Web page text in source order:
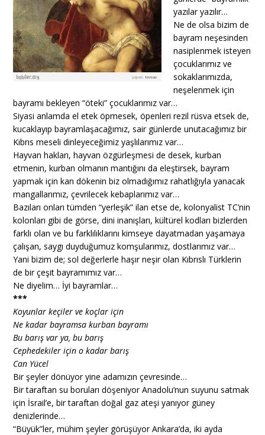
yazılar yazılır…
Ne de olsa bizim de
bayram neşesinden
nasiplenmek isteyen
çocuklarımız ve
sokaklarımızda,
neşelenmek için
bayramı bekleyen “öteki” çocuklarımız var…
Siyasi anlamda el etek öpmesek, öpenleri rezil rüsva etsek de,
kucaklayıp bayramlaşacağımız, sair günlerde unutacağımız bir
Kıbrıs meseli dinleyeceğimiz yaşlılarımız var…
Hayvan hakları, hayvan özgürleşmesi de desek, kurban
etmenin, kurban olmanın mantığını da eleştirsek, bayram
yapmak için kan dökenin biz olmadığımız rahatlığıyla yanacak
mangallarımız, çevrilecek kebaplarımız var…
Bazıları onları tümden “yerleşik” ilan etse de, kolonyalist TC’nin
kolonları gibi de görse, dini inanışları, kültürel kodları bizlerden
farklı olan ve bu farklılıklarını kimseye dayatmadan yaşamaya
çalışan, saygı duyduğumuz komşularımız, dostlarımız var…
Yani bizim de; sol değerlerle haşır neşir olan Kıbrıslı Türklerin
de bir çeşit bayramımız var…
Ne diyelim… İyi bayramlar…
***
Koyunlar keçiler ve koçlar için
Ne kadar bayramsa kurban bayramı
Bu barış var ya, bu barış
Cephedekiler için o kadar barış
Can Yücel
Bir şeyler dönüyor yine adamızın çevresinde…
Bir taraftan su boruları döşeniyor Anadolu’nun suyunu satmak
için İsrail’e, bir taraftan doğal gaz ateşi yanıyor güney
denizlerinde…
“Büyük”ler, mühim şeyler görüşüyor Ankara’da, iki ayda